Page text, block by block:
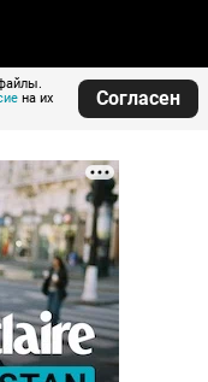
на их
Согласен